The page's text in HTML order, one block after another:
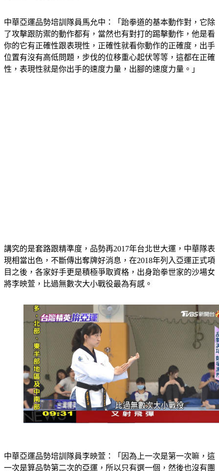
中華亞運品勢培訓隊員馬允中：「跆拳道的基本動作對，它除
了攻擊跟防禦的動作都有，當然也有對打的踢擊動作，他是看
你的它有正確性跟表現性，正確性就看你動作的正確度，出手
位置有沒有高低問題，步伐的位移重心起伏等等，這都在正確
性，表現性就是你出手的速度力量，出腳的速度力量。」
講究的是套路跟精準度，品勢再2017年台北世大運，中華隊表
現相當出色，不斷傳出奪牌好消息，在2018年列入亞運正式項
目之後，各家好手更是積極爭取資格，出身跆拳世家的沙場女
將李映萱，比過無數次大小戰役最為有感。
中華亞運品勢培訓隊員李映萱：「因為上一次是第一次嘛，這
一次是算品勢第二次的亞運，所以只有選一個，然後也沒有團